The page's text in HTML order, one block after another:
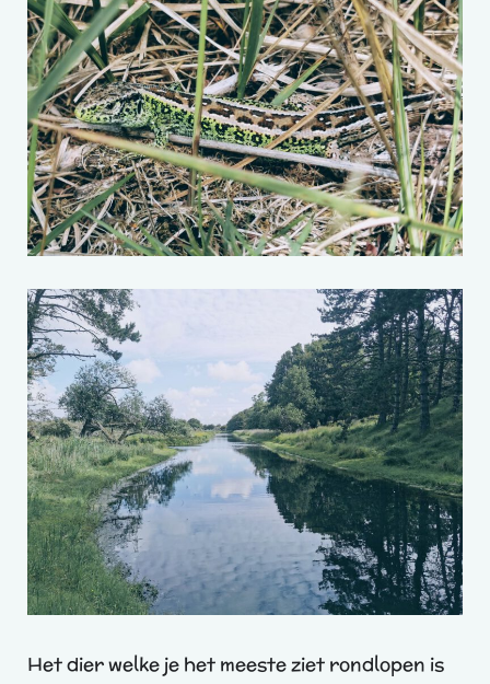
Het dier welke je het meeste ziet rondlopen is